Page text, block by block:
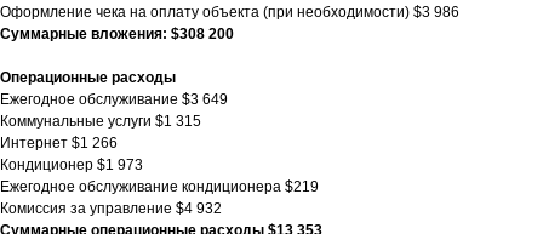
Оформление чека на оплату объекта (при необходимости) $3 986
Суммарные вложения: $308 200
Операционные расходы
Ежегодное обслуживание $3 649
Коммунальные услуги $1 315
Интернет $1 266
Кондиционер $1 973
Ежегодное обслуживание кондиционера $219
Комиссия за управление $4 932
Суммарные операционные расходы $13 353